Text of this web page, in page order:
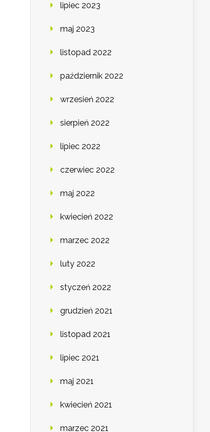
lipiec 2023
maj 2023
listopad 2022
październik 2022
wrzesień 2022
sierpień 2022
lipiec 2022
czerwiec 2022
maj 2022
kwiecień 2022
marzec 2022
luty 2022
styczeń 2022
grudzień 2021
listopad 2021
lipiec 2021
maj 2021
kwiecień 2021
marzec 2021